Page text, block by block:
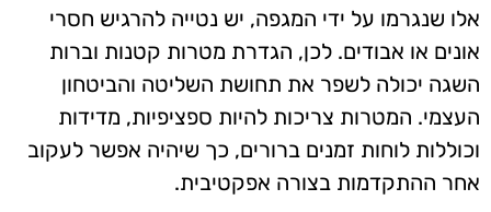
אלו שנגרמו על ידי המגפה, יש נטייה להרגיש חסרי
אונים או אבודים. לכן, הגדרת מטרות קטנות וברות
השגה יכולה לשפר את תחושת השליטה והביטחון
העצמי. המטרות צריכות להיות ספציפיות, מדידות
וכוללות לוחות זמנים ברורים, כך שיהיה אפשר לעקוב
אחר ההתקדמות בצורה אפקטיבית.